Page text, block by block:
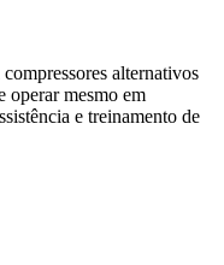
alternativos
operar mesmo em
e treinamento de